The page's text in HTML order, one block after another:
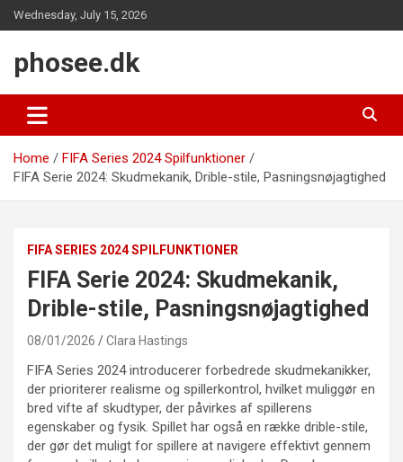
Skip
to
Wednesday, July 15, 2026
phosee.dk
Home
FIFA Series 2024 Spilfunktioner
FIFA Serie 2024: Skudmekanik, Drible-stile, Pasningsnøjagtighed
FIFA SERIES 2024 SPILFUNKTIONER
FIFA Serie 2024: Skudmekanik,
Drible-stile, Pasningsnøjagtighed
08/01/2026 Clara Hastings
FIFA Series 2024 introducerer forbedrede skudmekanikker,
der prioriterer realisme og spillerkontrol, hvilket muliggør en
bred vifte af skudtyper, der påvirkes af spillerens
egenskaber og fysik. Spillet har også en række drible-stile,
der gør det muligt for spillere at navigere effektivt gennem